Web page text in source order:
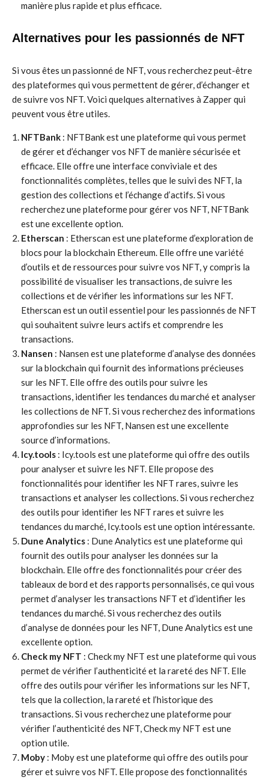
manière plus rapide et plus efficace.
Alternatives pour les passionnés de NFT
Si vous êtes un passionné de NFT, vous recherchez peut-être
des plateformes qui vous permettent de gérer, d’échanger et
de suivre vos NFT. Voici quelques alternatives à Zapper qui
peuvent vous être utiles.
NFTBank : NFTBank est une plateforme qui vous permet
de gérer et d’échanger vos NFT de manière sécurisée et
efficace. Elle offre une interface conviviale et des
fonctionnalités complètes, telles que le suivi des NFT, la
gestion des collections et l’échange d’actifs. Si vous
recherchez une plateforme pour gérer vos NFT, NFTBank
est une excellente option.
Etherscan : Etherscan est une plateforme d’exploration de
blocs pour la blockchain Ethereum. Elle offre une variété
d’outils et de ressources pour suivre vos NFT, y compris la
possibilité de visualiser les transactions, de suivre les
collections et de vérifier les informations sur les NFT.
Etherscan est un outil essentiel pour les passionnés de NFT
qui souhaitent suivre leurs actifs et comprendre les
transactions.
Nansen : Nansen est une plateforme d’analyse des données
sur la blockchain qui fournit des informations précieuses
sur les NFT. Elle offre des outils pour suivre les
transactions, identifier les tendances du marché et analyser
les collections de NFT. Si vous recherchez des informations
approfondies sur les NFT, Nansen est une excellente
source d’informations.
Icy.tools : Icy.tools est une plateforme qui offre des outils
pour analyser et suivre les NFT. Elle propose des
fonctionnalités pour identifier les NFT rares, suivre les
transactions et analyser les collections. Si vous recherchez
des outils pour identifier les NFT rares et suivre les
tendances du marché, Icy.tools est une option intéressante.
Dune Analytics : Dune Analytics est une plateforme qui
fournit des outils pour analyser les données sur la
blockchain. Elle offre des fonctionnalités pour créer des
tableaux de bord et des rapports personnalisés, ce qui vous
permet d’analyser les transactions NFT et d’identifier les
tendances du marché. Si vous recherchez des outils
d’analyse de données pour les NFT, Dune Analytics est une
excellente option.
Check my NFT : Check my NFT est une plateforme qui vous
permet de vérifier l’authenticité et la rareté des NFT. Elle
offre des outils pour vérifier les informations sur les NFT,
tels que la collection, la rareté et l’historique des
transactions. Si vous recherchez une plateforme pour
vérifier l’authenticité des NFT, Check my NFT est une
option utile.
Moby : Moby est une plateforme qui offre des outils pour
gérer et suivre vos NFT. Elle propose des fonctionnalités